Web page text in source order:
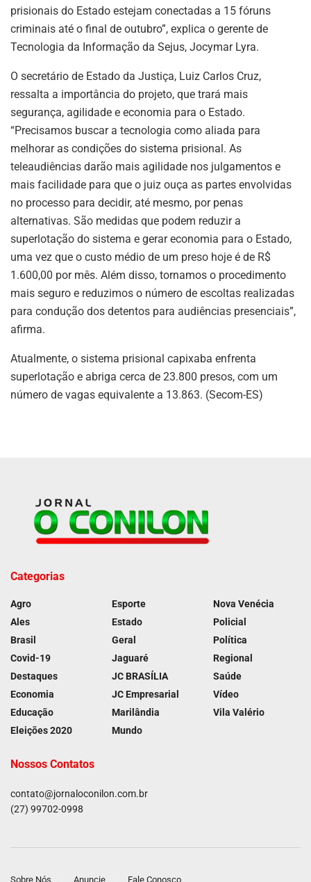
prisionais do Estado estejam conectadas a 15 fóruns
criminais até o final de outubro”, explica o gerente de
Tecnologia da Informação da Sejus, Jocymar Lyra.
O secretário de Estado da Justiça, Luiz Carlos Cruz,
ressalta a importância do projeto, que trará mais
segurança, agilidade e economia para o Estado.
“Precisamos buscar a tecnologia como aliada para
melhorar as condições do sistema prisional. As
teleaudiências darão mais agilidade nos julgamentos e
mais facilidade para que o juiz ouça as partes envolvidas
no processo para decidir, até mesmo, por penas
alternativas. São medidas que podem reduzir a
superlotação do sistema e gerar economia para o Estado,
uma vez que o custo médio de um preso hoje é de R$
1.600,00 por mês. Além disso, tornamos o procedimento
mais seguro e reduzimos o número de escoltas realizadas
para condução dos detentos para audiências presenciais”,
afirma.
Atualmente, o sistema prisional capixaba enfrenta
superlotação e abriga cerca de 23.800 presos, com um
número de vagas equivalente a 13.863. (Secom-ES)
Categorias
Agro
Ales
Brasil
Covid-19
Destaques
Economia
Educação
Eleições 2020
Esporte
Estado
Geral
Jaguaré
JC BRASÍLIA
JC Empresarial
Marilândia
Mundo
Nova Venécia
Policial
Política
Regional
Saúde
Vídeo
Vila Valério
Nossos Contatos
contato@jornaloconilon.com.br
(27) 99702-0998
Sobre Nós Anuncie Fale Conosco